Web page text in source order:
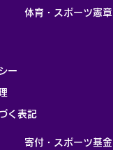
体育・スポーツ憲章
寄付・スポーツ基金
ー
く表記